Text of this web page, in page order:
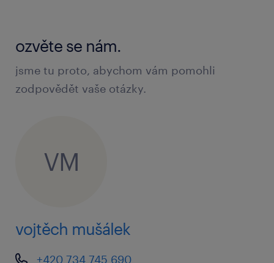
odpracovaný den
ozvěte se nám.
jsme tu proto, abychom vám pomohli
zodpovědět vaše otázky.
VM
vojtěch mušálek
+420 734 745 690